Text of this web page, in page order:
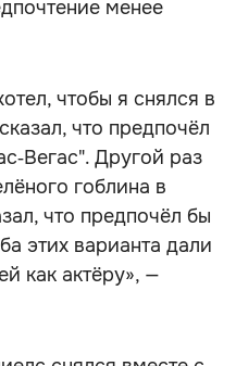
менее
чтобы я снялся в
что предпочёл
Другой раз
гоблина в
что предпочёл бы
этих варианта дали
как актёру», —